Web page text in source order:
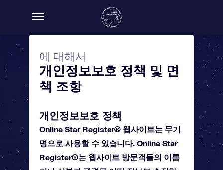
에 대해서
개인정보보호 정책 및 면
책 조항
개인정보보호 정책
Online Star Register® 웹사이트는 무기
명으로 사용할 수 있습니다. Online Star
Register®는 웹사이트 방문객들의 이름